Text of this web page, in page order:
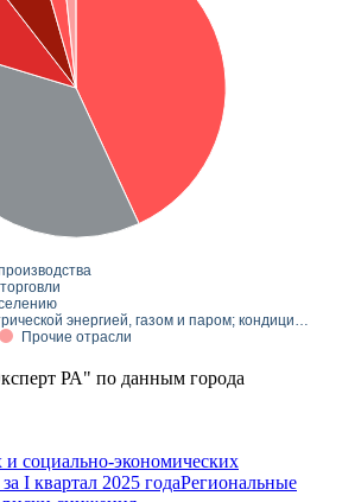
энергией, газом и паром; кондици…
Прочие отрасли
РА" по данным города
социально-экономических
I квартал 2025 годаРегиональные